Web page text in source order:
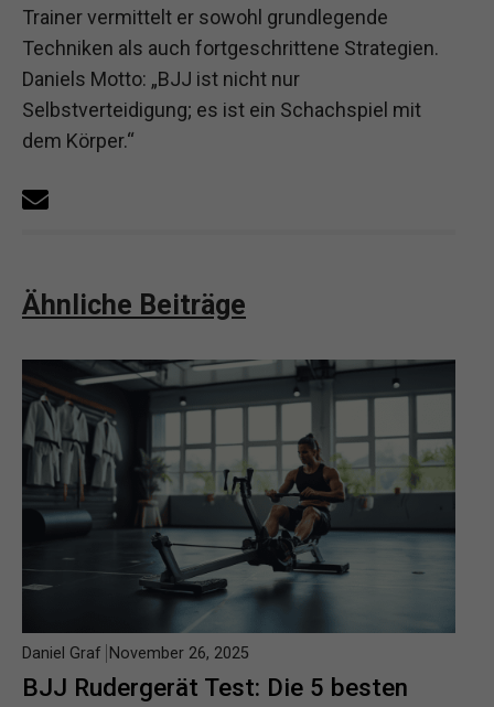
Trainer vermittelt er sowohl grundlegende
Techniken als auch fortgeschrittene Strategien.
Daniels Motto: „BJJ ist nicht nur
Selbstverteidigung; es ist ein Schachspiel mit
dem Körper.“
Ähnliche Beiträge
BJJ Rudergerät Test: Die 5 besten
Daniel Graf November 26, 2025